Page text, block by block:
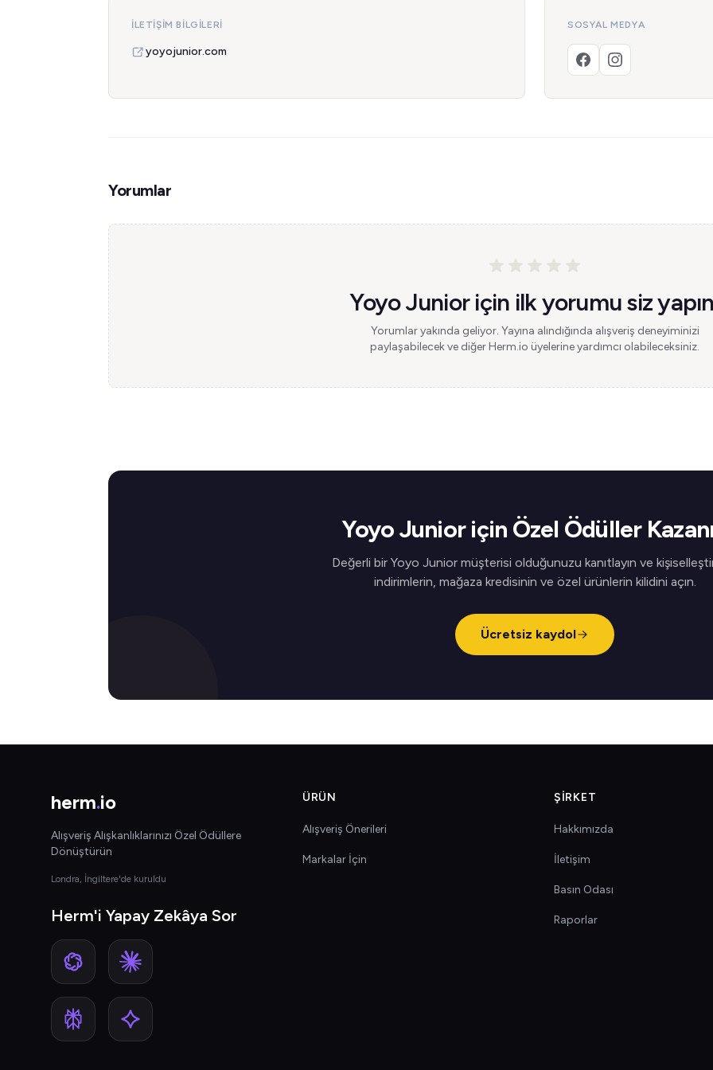
İLETIŞIM BILGILERI
yoyojunior.com
SOSYAL MEDYA
Yorumlar
Yoyo Junior için ilk yorumu siz
Yorumlar yakında geliyor. Yayına alındığında alışveriş deneyiminizi
paylaşabilecek ve diğer Herm.io üyelerine yardımcı olabileceksiniz.
Yoyo Junior için Özel Ödüller
Değerli bir Yoyo Junior müşterisi olduğunuzu kanıtlayın ve
indirimlerin, mağaza kredisinin ve özel ürünlerin kilidini açın.
Ücretsiz kaydol
herm.io
Alışveriş Alışkanlıklarınızı Özel Ödüllere
Dönüştürün
Londra, İngiltere'de kuruldu
Herm'i Yapay Zekâya Sor
ÜRÜN
Alışveriş Önerileri
Markalar İçin
ŞIRKET
Hakkımızda
İletişim
Basın Odası
Raporlar